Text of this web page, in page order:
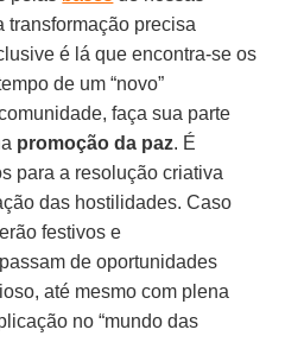
transformação precisa
é lá que encontra-se os
de um “novo”
faça sua parte
promoção da paz. É
para a resolução criativa
das hostilidades. Caso
festivos e
de oportunidades
até mesmo com plena
no “mundo das